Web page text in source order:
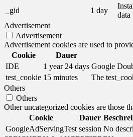
_gid 1 day
data
Advertisement
Advertisement
Advertisement cookies are used to
Cookie
Dauer
IDE
1 year 24 days Google
test_cookie 15 minutes
The
Others
Others
Other uncategorized cookies are those
Cookie
Dauer
GoogleAdServingTest session No